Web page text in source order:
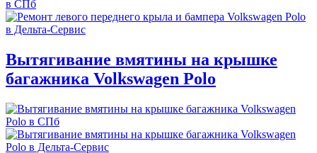
Вытягивание вмятины на крышке
багажника Volkswagen Polo